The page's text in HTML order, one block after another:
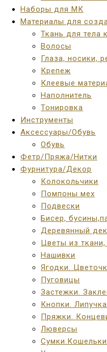
Наборы для МК
Материалы для
Ткань для тела
Волосы
Глаза, носики,
Крепеж
Клеевые
Наполнитель
Тонировка
Инструменты
Аксессуары/Обувь
Обувь
Фетр/Пряжа/Нитки
Фурнитура/Декор
Колокольчики
Помпоны мех
Подвески
Бисер,
Деревянный
Цветы из
Нашивки
Ягодки.
Пуговицы
Застежки.
Кнопки.
Пряжки.
Люверсы
Сумки.Кошельки